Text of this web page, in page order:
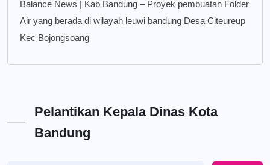
Balance News | Kab Bandung – Proyek pembuatan Folder
Air yang berada di wilayah leuwi bandung Desa Citeureup
Kec Bojongsoang
Pelantikan Kepala Dinas Kota
Bandung